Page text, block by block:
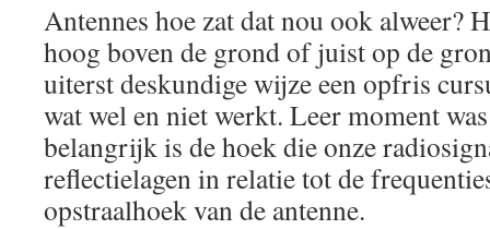
Antennes hoe zat dat nou ook alweer?
hoog boven de grond of juist op de
uiterst deskundige wijze een opfris
wat wel en niet werkt. Leer moment
belangrijk is de hoek die onze
reflectielagen in relatie tot de
opstraalhoek van de antenne.